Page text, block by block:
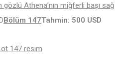
Athena’nın miğferli başı sağ
Bölüm 147Tahmin: 500 USD